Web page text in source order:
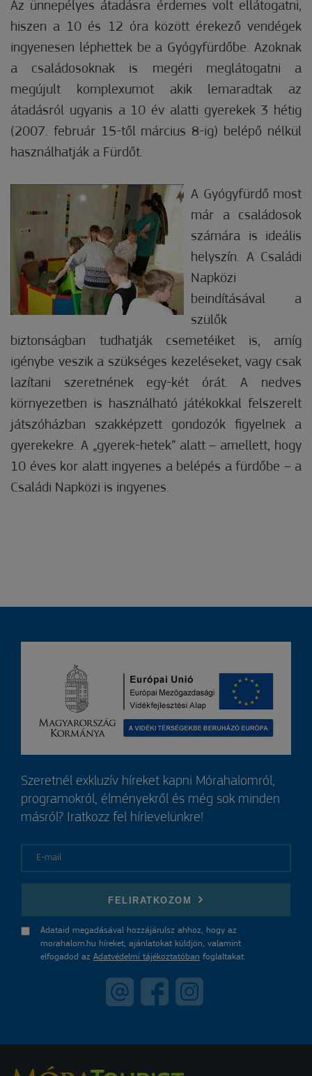
Az ünnepélyes átadásra érdemes volt ellátogatni,
hiszen a 10 és 12 óra között érekező vendégek
ingyenesen léphettek be a Gyógyfürdőbe. Azoknak
a családosoknak is megéri meglátogatni a
megújult komplexumot akik lemaradtak az
átadásról ugyanis a 10 év alatti gyerekek 3 hétig
(2007. február 15-től március 8-ig) belépő nélkül
használhatják a Fürdőt.
A Gyógyfürdő most
már a családosok
számára is ideális
helyszín. A Családi
Napközi
beindításával a
szülők
biztonságban tudhatják csemetéiket is, amíg
igénybe veszik a szükséges kezeléseket, vagy csak
lazítani szeretnének egy-két órát. A nedves
környezetben is használható játékokkal felszerelt
játszóházban szakképzett gondozók figyelnek a
gyerekekre. A „gyerek-hetek” alatt – amellett, hogy
10 éves kor alatt ingyenes a belépés a fürdőbe – a
Családi Napközi is ingyenes.
Szeretnél exkluzív híreket kapni Mórahalomról,
programokról, élményekről és még sok minden
másról? Iratkozz fel hírlevelünkre!
FELIRATKOZOM
Adataid megadásával hozzájárulsz ahhoz, hogy az
morahalom.hu híreket, ajánlatokat küldjön, valamint
elfogadod az Adatvédelmi tájékoztatóban foglaltakat.